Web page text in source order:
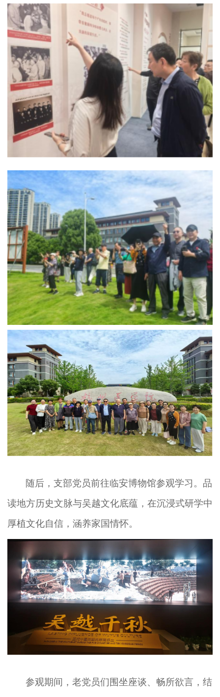
随后 ， 支部党员前往临安博物馆参观学习。 品
读地方历史文脉与吴越文化底蕴 ， 在沉浸式研学中
厚植文化自信 ， 涵养家国情怀。
参观期间 ， 老党员们围坐座谈、 畅所欲言 ， 结